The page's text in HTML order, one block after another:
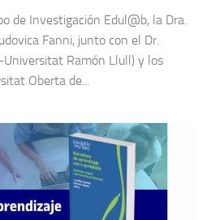
de Investigación Edul@b, la Dra.
Fanni, junto con el Dr.
Ramón Llull) y los
Oberta de...